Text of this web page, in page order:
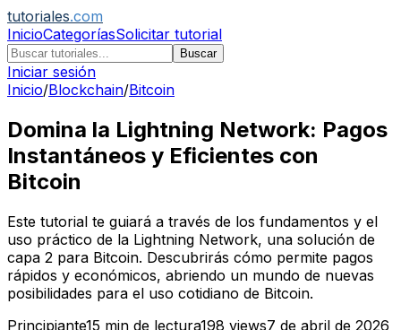
tutoriales.com
InicioCategoríasSolicitar tutorial
Buscar
Iniciar sesión
Inicio/Blockchain/Bitcoin
Domina la Lightning Network: Pagos
Instantáneos y Eficientes con
Bitcoin
Este tutorial te guiará a través de los fundamentos y el
uso práctico de la Lightning Network, una solución de
capa 2 para Bitcoin. Descubrirás cómo permite pagos
rápidos y económicos, abriendo un mundo de nuevas
posibilidades para el uso cotidiano de Bitcoin.
Principiante15 min de lectura198 views7 de abril de 2026